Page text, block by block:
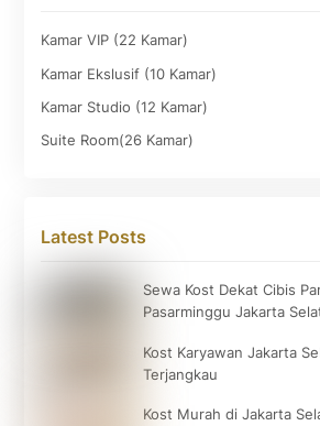
Kamar VIP (22 Kamar)
Kamar Ekslusif (10 Kamar)
Kamar Studio (12 Kamar)
Suite Room(26 Kamar)
Latest Posts
Sewa Kost Dekat Cibis
Pasarminggu Jakarta
Kost Karyawan Jakarta
Terjangkau
Kost Murah di Jakarta